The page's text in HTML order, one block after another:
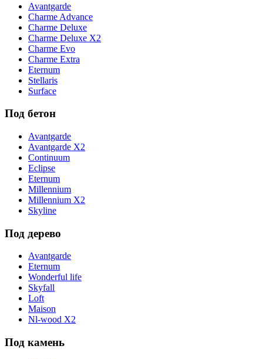
Avantgarde
Charme Advance
Charme Deluxe
Charme Deluxe X2
Charme Evo
Charme Extra
Eternum
Stellaris
Surface
Под бетон
Avantgarde
Avantgarde X2
Continuum
Eclipse
Eternum
Millennium
Millennium X2
Skyline
Под дерево
Avantgarde
Eternum
Wonderful life
Skyfall
Loft
Maison
Nl-wood X2
Под камень